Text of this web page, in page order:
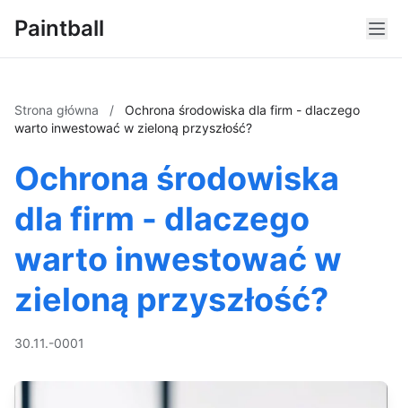
Paintball
Strona główna /
Ochrona środowiska dla firm - dlaczego
warto inwestować w zieloną przyszłość?
Ochrona środowiska
dla firm - dlaczego
warto inwestować w
zieloną przyszłość?
30.11.-0001